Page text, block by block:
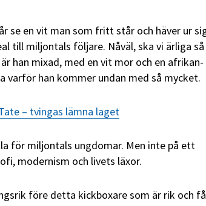
se en vit man som fritt står och häver ur
till miljontals följare. Nåväl, ska vi ärliga så
han mixad, med en vit mor och en afrikan-
han kommer undan med så mycket.
– tvingas lämna laget
för miljontals ungdomar. Men inte på ett
modernism och livets läxor.
före detta kickboxare som är rik och